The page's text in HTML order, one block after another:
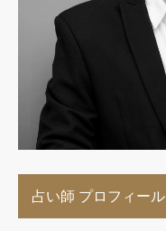
占い師 プロフィール